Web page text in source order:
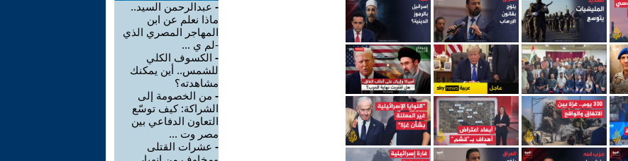
- عبدالرحمن السيد..
ماذا نعلم عن ابن
المهاجر المصري الذي
-لم ي ...
- الكسوف الكلي
للشمس.. أين يمكنك
مشاهدته؟
- من الخصومة إلى
الشراكة: كيف توسّع
التعاون الدفاعي بين
مصر وت ...
- عشرات القتلى